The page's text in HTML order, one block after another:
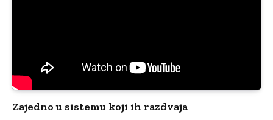
Zajedno u sistemu koji ih razdvaja